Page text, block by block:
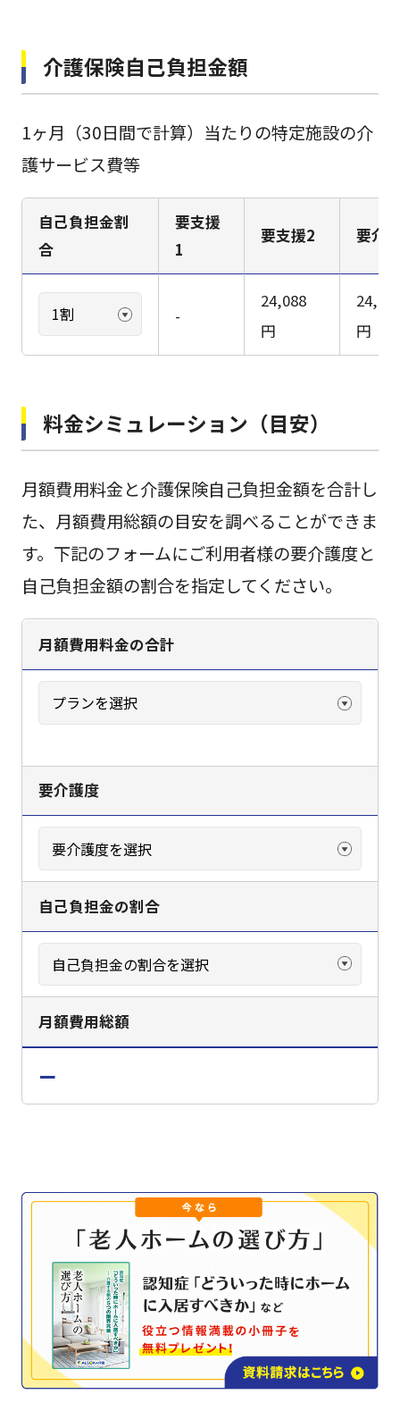
介護保険自己負担金額
1ヶ月（30日間で計算）当たりの特定施設の介
護サービス費等
自己負担金割
合
要支援
1
要支援2 要介
-
24,088
円
円
料金シミュレーション（目安）
月額費用料金と介護保険自己負担金額を合計し
た、月額費用総額の目安を調べることができま
す。下記のフォームにご利用者様の要介護度と
自己負担金額の割合を指定してください。
月額費用料金の合計
要介護度
自己負担金の割合
月額費用総額
ー